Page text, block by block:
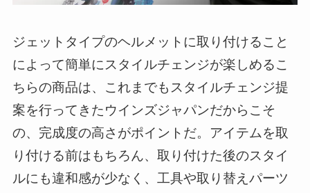
ジェットタイプのヘルメットに取り付けること
によって簡単にスタイルチェンジが楽しめるこ
ちらの商品は、これまでもスタイルチェンジ提
案を行ってきたウインズジャパンだからこそ
の、完成度の高さがポイントだ。アイテムを取
り付ける前はもちろん、取り付けた後のスタイ
ルにも違和感が少なく、工具や取り替えパーツ